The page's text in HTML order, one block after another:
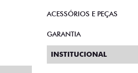
ACESSÓRIOS E PEÇAS
GARANTIA
INSTITUCIONAL